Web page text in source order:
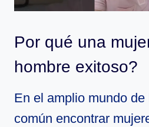
Por qué una
hombre exitoso?
En el amplio mundo
común encontrar